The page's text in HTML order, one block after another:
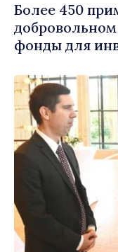
Более 450
фонды для
населённым
развиваться»